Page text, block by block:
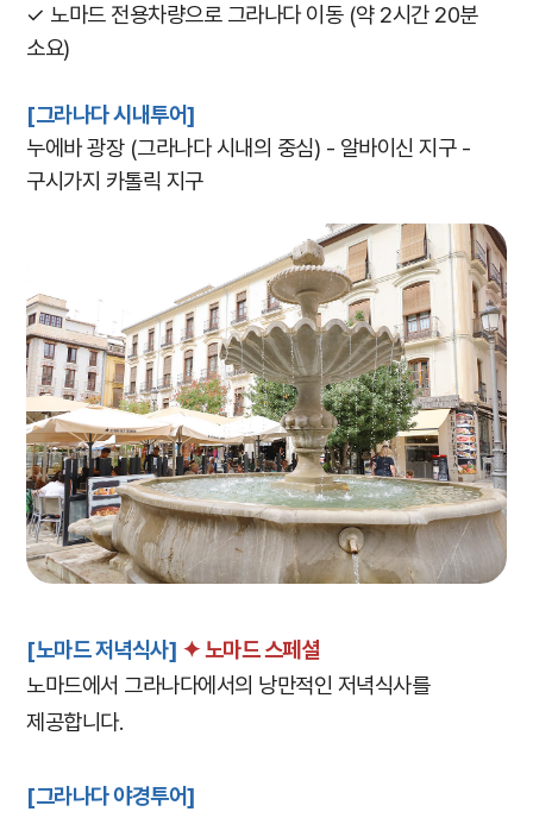
✓ 노마드 전용차량으로 그라나다 이동 (약 2시간 20분
소요)
[그라나다 시내투어]
누에바 광장 (그라나다 시내의 중심) - 알바이신 지구 -
구시가지 카톨릭 지구
[노마드 저녁식사] ✦ 노마드 스페셜
노마드에서 그라나다에서의 낭만적인 저녁식사를
제공합니다.
[그라나다 야경투어]